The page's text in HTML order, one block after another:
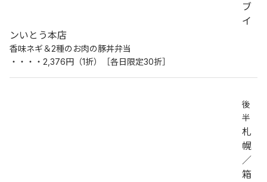
ブ
イ
ンいとう本店
香味ネギ＆2種のお肉の豚丼弁当
・・・・2,376円（1折）［各日限定30折］
後
半
札
幌
／
箱